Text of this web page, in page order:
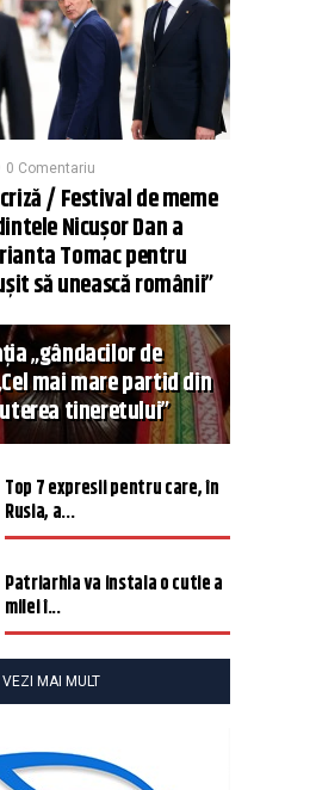
0 Comentariu
criză / Festival de meme
Nicușor Dan a
Tomac pentru
să unească românii”
„gândacilor de
mai mare partid din
tineretului”
Top 7 expresii pentru care, în
Rusia, a...
Patriarhia va instala o cutie a
milei î...
VEZI MAI MULT